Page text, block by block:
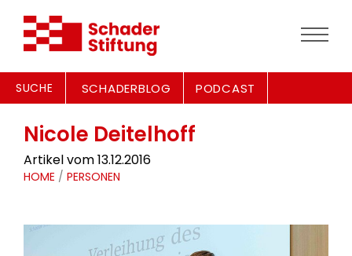
SUCHE SCHADERBLOG PODCAST
Nicole Deitelhoff
Artikel vom 13.12.2016
HOME / PERSONEN